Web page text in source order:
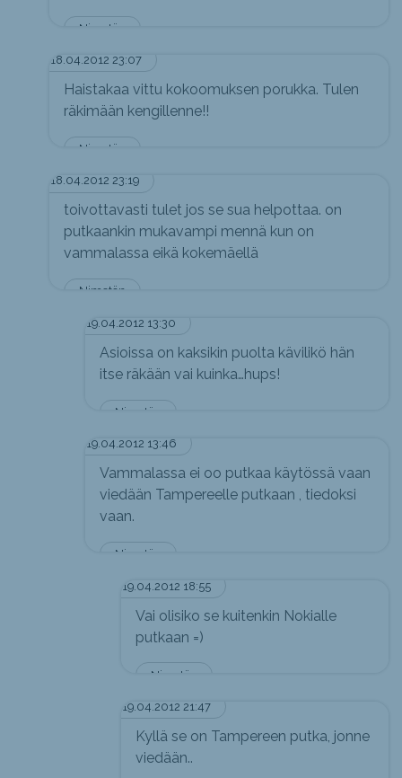
Nimetön
18.04.2012 23:07
Nimetön
Haistakaa vittu kokoomuksen porukka. Tulen
räkimään kengillenne!!
18.04.2012 23:19
Nimetön
toivottavasti tulet jos se sua helpottaa. on
putkaankin mukavampi mennä kun on
vammalassa eikä kokemäellä
19.04.2012 13:30
Nimetön
Asioissa on kaksikin puolta kävilikö hän
itse räkään vai kuinka…hups!
19.04.2012 13:46
Nimetön
Vammalassa ei oo putkaa käytössä vaan
viedään Tampereelle putkaan , tiedoksi
vaan.
19.04.2012 18:55
Nimetön
Vai olisiko se kuitenkin Nokialle
putkaan =)
19.04.2012 21:47
Kyllä se on Tampereen putka, jonne
viedään..